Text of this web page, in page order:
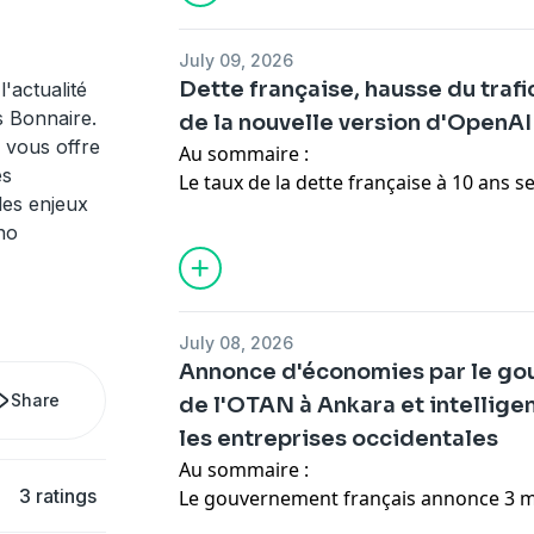
Bonnaire.
vous offre
enjeux
Share
3 ratings
conjoncture économique, notamment
Orient.
Le gouvernement débloque 145
agriculteurs à se procurer des engrais,
Le déficit des collectivités locales s'est
reprise du marché immobilier, mais la
Les escroqueries à l'assurance ont
représentant 946 millions d'euros,
confidentialitepour plus d'informations.
July 09, 2026
Dette française, hausse du
de la nouvelle version d'OpenAI
Au sommaire :
Le taux de la dette française à 10 ans
la barre des 4%, ce qui complique
Le trafic aérien va continuer
prochaines années, avec un
L'américain OpenAI lance la nouvelle
artificielle, après une suspension
sécurité.
La reprise des bombardements au
prix du pétrole, malgré les tentatives
approvisionnements.
La facturation électronique prend du
July 08, 2026
Annonce d'économies par le
de l'OTAN à Ankara et
les entreprises occidentales
Au sommaire :
Le gouvernement français annonce 3
d'économies supplémentaires, dont 1